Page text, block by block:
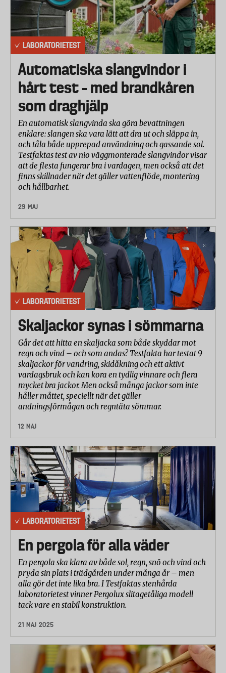
pesticider i åtta av de analyserade proverna, dock
inget över gällande gränsvärden. Flest antal
pesticidrester hittades i oreganon från Santa Maria
och Kocken, där Kocken visade sig innehålla rester
(klorpyrifos).
Nya vetenskapliga studier tyder på att klorpyrifos i
lägre doser kan påverka hjärnans utveckling bland
barn som utsatts för bekämpningsmedlet under
fosterstadiet. På grund av bland annat detta och
andra osäkerheter i det vetenskapliga underlaget
drog Efsa (EU:s livsmedels-säkerhetsmyndighet)
slutsatsen att det inte går att sätta en säker nivå för
när ämnet kan påverka känsliga grupper. Därmed
växtskyddsmedel med hänsyn till människors hälsa
och är inte längre godkänt. Eftersom inga mätbara
halter av klorpyrifos tillåts i livsmedel längre går det
inte att få i sig så stor mängd klorpyrifos att det
skulle påverka hälsan negativt.
Källa: Livsmedelsverkets hemsida
Kan det finnas klorpyrifos i mat som säljs i
Nej, enligt lagstiftningen får det inte längre finnas
klorpyrifos i mat som säljs i Sverige. Sedan april
2020 är det inte tillåtet att använda klorpyrifos inom
EU.
Inte heller mat som importeras från länder utanför
EU får innehålla klorpyrifos. Det är följden av att
mg/kg, det vill säga inga mätbara halter av
klorpyrifos tillåts.
Källa: Livsmedelsverkets hemsida
LABORATORIETEST
Automatiska slangvindor i
hårt test – med brandkåren
som draghjälp
En automatisk slangvinda ska göra bevattningen
enklare: slangen ska vara lätt att dra ut och släppa in,
och tåla både upprepad användning och gassande sol.
Testfaktas test av nio väggmonterade slangvindor visar
att de flesta fungerar bra i vardagen, men också att det
finns skillnader när det gäller vattenflöde, montering
och hållbarhet.
29 MAJ
LABORATORIETEST
Skaljackor synas i sömmarna
Går det att hitta en skaljacka som både skyddar mot
regn och vind – och som andas? Testfakta har testat 9
skaljackor för vandring, skidåkning och ett aktivt
vardagsbruk och kan kora en tydlig vinnare och flera
mycket bra jackor. Men också många jackor som inte
håller måttet, speciellt när det gäller
andningsförmågan och regntäta sömmar.
12 MAJ
LABORATORIETEST
En pergola för alla väder
En pergola ska klara av både sol, regn, snö och vind och
pryda sin plats i trädgården under många år – men
alla gör det inte lika bra. I Testfaktas stenhårda
laboratorietest vinner Pergolux slitagetåliga modell
tack vare en stabil konstruktion.
21 MAJ 2025